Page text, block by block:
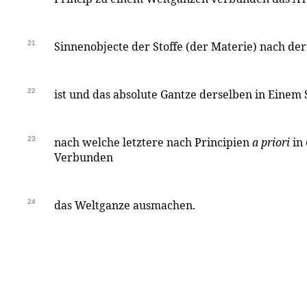
21 Sinnenobjecte der Stoffe (der Materie) nach
22 ist und das absolute Gantze derselben in Einem
23 nach welche letztere nach Principiena prioriin
Verbunden
24 das Weltganze ausmachen.